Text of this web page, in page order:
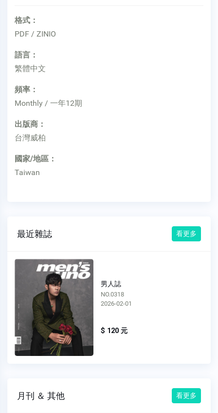
格式：
PDF / ZINIO
語言：
繁體中文
頻率：
Monthly / 一年12期
出版商：
台灣威柏
國家/地區：
Taiwan
最近雜誌 看更多
男人誌
NO.0317
2026-01-01
$ 120 元
月刊 ＆ 其他 看更多